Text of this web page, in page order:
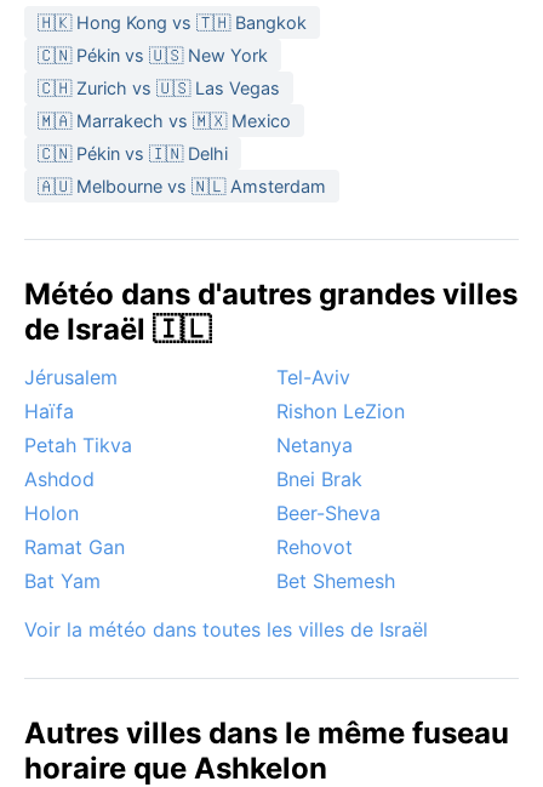
🇭🇰 Hong Kong vs 🇹🇭 Bangkok
🇨🇳 Pékin vs 🇺🇸 New York
🇨🇭 Zurich vs 🇺🇸 Las Vegas
🇲🇦 Marrakech vs 🇲🇽 Mexico
🇨🇳 Pékin vs 🇮🇳 Delhi
🇦🇺 Melbourne vs 🇳🇱 Amsterdam
Météo dans d'autres grandes villes
de Israël 🇮🇱
Jérusalem
Tel-Aviv
Haïfa
Rishon LeZion
Petah Tikva
Netanya
Ashdod
Bnei Brak
Holon
Beer-Sheva
Ramat Gan
Rehovot
Bat Yam
Bet Shemesh
Voir la météo dans toutes les villes de Israël
Autres villes dans le même fuseau
horaire que Ashkelon